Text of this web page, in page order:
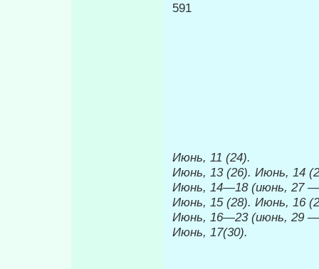
591
Июнь, 11 (24).
Июнь, 13 (26). Июнь, 14
Июнь, 14—18 (июнь, 27
Июнь, 15 (28). Июнь, 16
Июнь, 16—23 (июнь, 29
Июнь, 17(30).